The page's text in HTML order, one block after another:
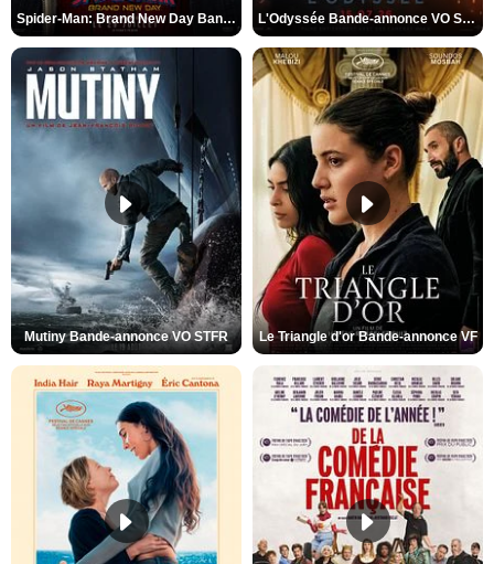
Spider-Man: Brand New Day Bande-annonce VO STFR L'Odyssée Bande-annonce VO STFR
Mutiny Bande-annonce VO STFR Le Triangle d'or Bande-annonce VF